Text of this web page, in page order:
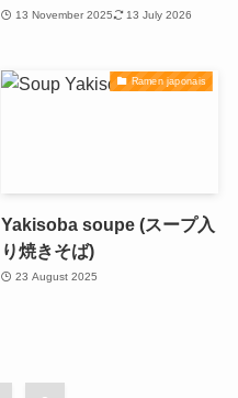
13 November 2025 13 July 2026
Ramen japonais
Yakisoba soupe (スープ入
り焼きそば)
23 August 2025